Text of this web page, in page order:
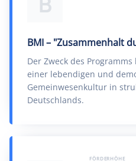
BMI – "Zusammenhalt
Der Zweck des
einer lebendigen und
Gemeinwesenkultur in
Deutschlands.
FÖRDERHÖHE